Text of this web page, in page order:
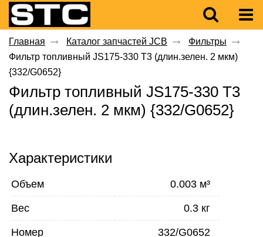
Главная Каталог запчастей JCB
Фильтры
Фильтр топливный JS175-330 T3 (длин.зелен. 2 мкм)
{332/G0652}
Фильтр топливный JS175-330 T3
(длин.зелен. 2 мкм) {332/G0652}
Характеристики
Объем 0.003 м³
Вес 0.3 кг
Номер 332/G0652